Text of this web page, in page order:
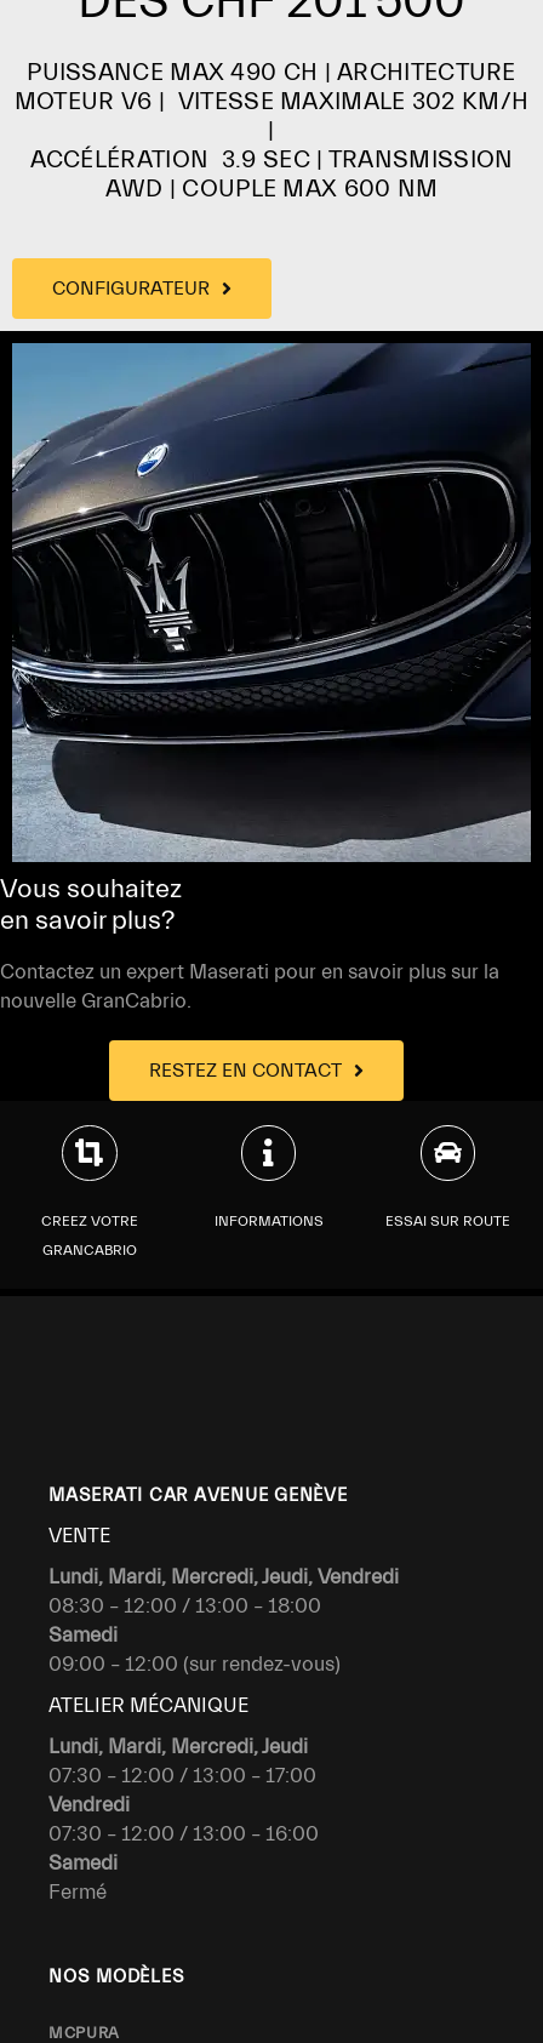
PUISSANCE MAX 490 CH |ARCHITECTURE
MOTEUR V6 | VITESSE MAXIMALE 302 KM/H
|
ACCÉLÉRATION 3.9 SEC | TRANSMISSION
AWD | COUPLE MAX 600 NM
CONFIGURATEUR
Vous souhaitez
en savoir plus?
Contactez un expert Maserati pour en savoir plus sur la
nouvelle GranCabrio.
RESTEZ EN CONTACT
CREEZ VOTRE
GRANCABRIO
INFORMATIONS ESSAI SUR ROUTE
MASERATI CAR AVENUE GENÈVE
VENTE
Lundi, Mardi, Mercredi, Jeudi, Vendredi
08:30 – 12:00 / 13:00 – 18:00
Samedi
09:00 – 12:00 (sur rendez-vous)
ATELIER MÉCANIQUE
Lundi, Mardi, Mercredi, Jeudi
07:30 – 12:00 / 13:00 – 17:00
Vendredi
07:30 – 12:00 / 13:00 – 16:00
Samedi
Fermé
NOS MODÈLES
MCPURA